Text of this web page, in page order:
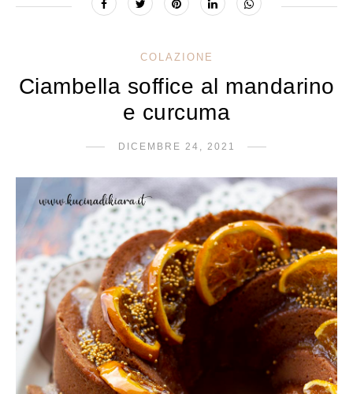
COLAZIONE
Ciambella soffice al mandarino
e curcuma
DICEMBRE 24, 2021